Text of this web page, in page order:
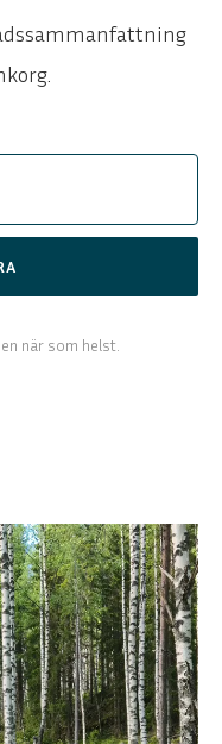
DEUTSCH
när som helst.